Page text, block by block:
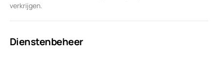
verkrijgen.
Dienstenbeheer